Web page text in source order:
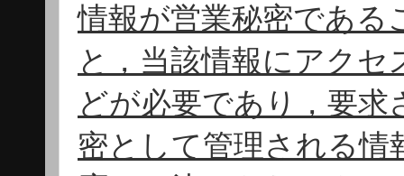
情報が営業秘密であ
と，当該情報にアク
どが必要であり，要
密として管理される情